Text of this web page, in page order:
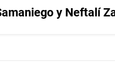
y Neftalí